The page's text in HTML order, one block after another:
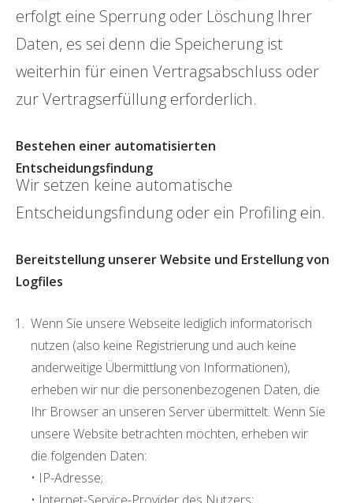
erfolgt eine Sperrung oder Löschung Ihrer
Daten, es sei denn die Speicherung ist
weiterhin für einen Vertragsabschluss oder
zur Vertragserfüllung erforderlich.
Bestehen einer automatisierten
Entscheidungsfindung
Wir setzen keine automatische
Entscheidungsfindung oder ein Profiling ein.
Bereitstellung unserer Website und Erstellung von
Logfiles
Wenn Sie unsere Webseite lediglich informatorisch
nutzen (also keine Registrierung und auch keine
anderweitige Übermittlung von Informationen),
erheben wir nur die personenbezogenen Daten, die
Ihr Browser an unseren Server übermittelt. Wenn Sie
unsere Website betrachten möchten, erheben wir
die folgenden Daten:
• IP-Adresse;